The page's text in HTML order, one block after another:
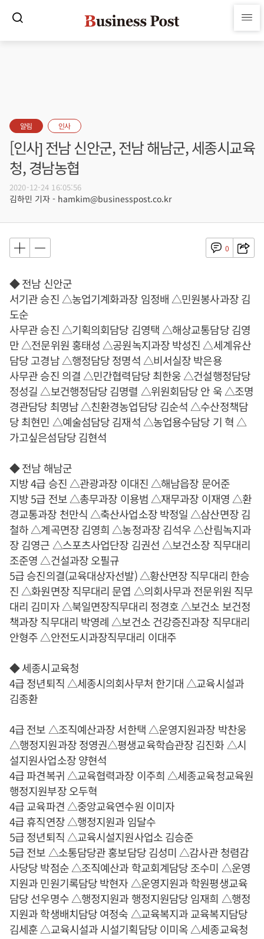
알림 인사
[인사] 전남 신안군, 전남 해남군, 세종시교육
청, 경남농협
2020-12-24 16:05:56
김하민 기자 - hamkim@businesspost.co.kr
0
◆ 전남 신안군
서기관 승진 △농업기계화과장 임정배 △민원봉사과장 김
도순
사무관 승진 △기획의회담당 김영택 △해상교통담당 김영
만 △전문위원 홍태성 △공원녹지과장 박성진 △세계유산
담당 고경남 △행정담당 정명석 △비서실장 박은용
사무관 승진 의결 △민간협력담당 최한웅 △건설행정담당
정성길 △보건행정담당 김명렬 △위원회담당 안 욱 △조명
경관담당 최명남 △친환경농업담당 김순석 △수산정책담
당 최현민 △예술섬담당 김재석 △농업용수담당 기 혁 △
가고싶은섬담당 김현석
◆ 전남 해남군
지방 4급 승진 △관광과장 이대진 △해남읍장 문어준
지방 5급 전보 △총무과장 이용범 △재무과장 이재영 △환
경교통과장 천만식 △축산사업소장 박정일 △삼산면장 김
철하 △계곡면장 김영희 △농정과장 김석우 △산림녹지과
장 김영근 △스포츠사업단장 김권선 △보건소장 직무대리
조준영 △건설과장 오필규
5급 승진의결(교육대상자선발) △황산면장 직무대리 한승
진 △화원면장 직무대리 문엽 △의회사무과 전문위원 직무
대리 김미자 △북일면장직무대리 정경호 △보건소 보건정
책과장 직무대리 박영례 △보건소 건강증진과장 직무대리
안형주 △안전도시과장직무대리 이대주
◆ 세종시교육청
4급 정년퇴직 △세종시의회사무처 한기대 △교육시설과
김종환
4급 전보 △조직예산과장 서한택 △운영지원과장 박찬웅
△행정지원과장 정영권△평생교육학습관장 김진화 △시
설지원사업소장 양현석
4급 파견복귀 △교육협력과장 이주희 △세종교육청교육원
행정지원부장 오두혁
4급 교육파견 △중앙교육연수원 이미자
4급 휴직연장 △행정지원과 임달수
5급 정년퇴직 △교육시설지원사업소 김승준
5급 전보 △소통담당관 홍보담당 김성미 △감사관 청렴감
사당당 박점순 △조직예산과 학교회계담당 조수미 △운영
지원과 민원기록담당 박현자 △운영지원과 학원평생교육
담당 선우명수 △행정지원과 행정지원담당 임재희 △행정
지원과 학생배치담당 여정숙 △교육복지과 교육복지담당
김세훈 △교육시설과 시설기획담당 이미옥 △세종교육청